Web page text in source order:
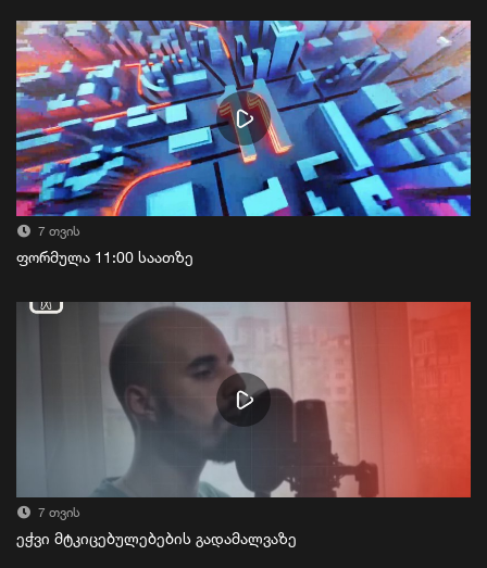
7 თვის
ფორმულა 11:00 საათზე
7 თვის
ეჭვი მტკიცებულებების გადამალვაზე